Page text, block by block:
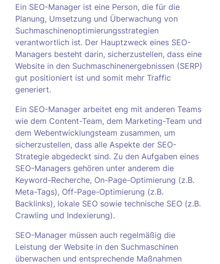
Ein SEO-Manager ist eine Person, die für die
Planung, Umsetzung und Überwachung von
Suchmaschinenoptimierungsstrategien
verantwortlich ist. Der Hauptzweck eines SEO-
Managers besteht darin, sicherzustellen, dass eine
Website in den Suchmaschinenergebnissen (SERP)
gut positioniert ist und somit mehr Traffic
generiert.
Ein SEO-Manager arbeitet eng mit anderen Teams
wie dem Content-Team, dem Marketing-Team und
dem Webentwicklungsteam zusammen, um
sicherzustellen, dass alle Aspekte der SEO-
Strategie abgedeckt sind. Zu den Aufgaben eines
SEO-Managers gehören unter anderem die
Keyword-Recherche, On-Page-Optimierung (z.B.
Meta-Tags), Off-Page-Optimierung (z.B.
Backlinks), lokale SEO sowie technische SEO (z.B.
Crawling und Indexierung).
SEO-Manager müssen auch regelmäßig die
Leistung der Website in den Suchmaschinen
überwachen und entsprechende Maßnahmen